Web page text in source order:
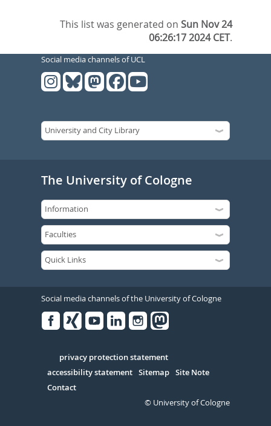
This list was generated onSun Nov 24
06:26:17 2024 CET.
Social media channels of UCL
The University of Cologne
Social media channels of the University of Cologne
Serivce
privacy protection statement
accessibility statement Sitemap Site Note
Contact
© University of Cologne